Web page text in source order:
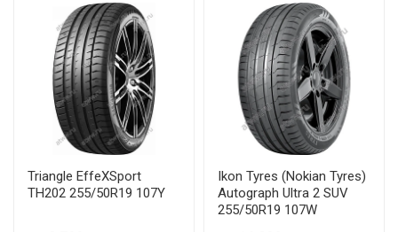
WindForce CatchFors UHP Pro 225/40R19 93W
WindForce CatchFors UHP Pro 225/55R16 99W
WindForce CatchFors UHP Pro 225/55R18 102W
WindForce CatchFors UHP Pro 235/40R18 95Y
WindForce CatchFors UHP Pro 235/45R19 99Y
Triangle EffeXSport
TH202 255/50R19 107Y
Ikon Tyres (Nokian Tyres)
Autograph Ultra 2 SUV
255/50R19 107W